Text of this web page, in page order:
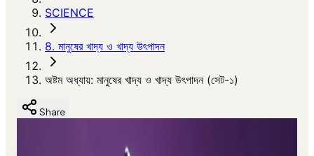
SCIENCE
8. মানুষের খাদ্য ও খাদ্য উৎপাদন
অষ্টম অধ্যায়: মানুষের খাদ্য ও খাদ্য উৎপাদন (সেট-১)
Share